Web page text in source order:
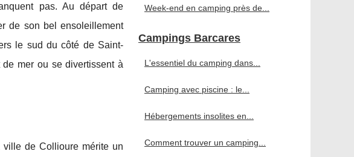
pas. Au départ de
de son bel ensoleillement
le sud du côté de Saint-
mer ou se divertissent à
de Collioure mérite un
Week-end en camping près de...
Campings Barcares
L'essentiel du camping dans...
Camping avec piscine : le...
Hébergements insolites en...
Comment trouver un camping...